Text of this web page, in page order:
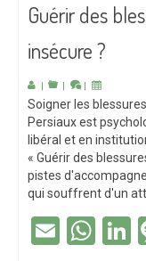
Guérir des
insécure ?
| | |
Soigner les
Persiaux est
libéral et en
« Guérir des
pistes
qui souffrent d'un
Email